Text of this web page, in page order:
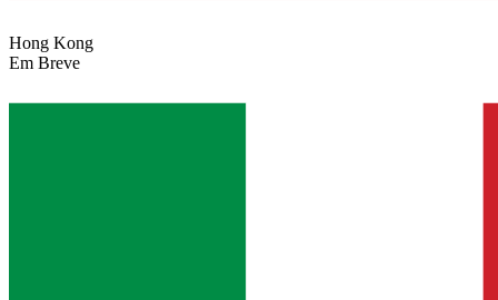
Hong Kong
Em Breve